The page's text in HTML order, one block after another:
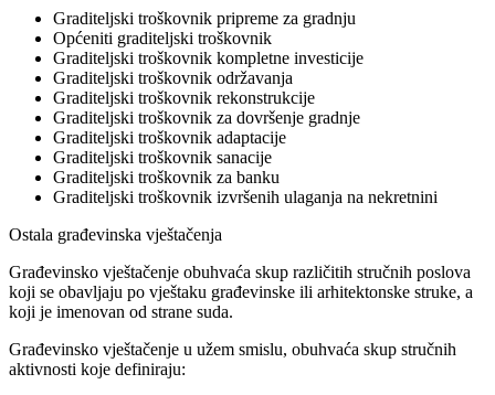
Graditeljski troškovnik pripreme za gradnju
Općeniti graditeljski troškovnik
Graditeljski troškovnik kompletne investicije
Graditeljski troškovnik održavanja
Graditeljski troškovnik rekonstrukcije
Graditeljski troškovnik za dovršenje gradnje
Graditeljski troškovnik adaptacije
Graditeljski troškovnik sanacije
Graditeljski troškovnik za banku
Graditeljski troškovnik izvršenih ulaganja na nekretnini
Ostala građevinska vještačenja
Građevinsko vještačenje obuhvaća skup različitih stručnih poslova
koji se obavljaju po vještaku građevinske ili arhitektonske struke, a
koji je imenovan od strane suda.
Građevinsko vještačenje u užem smislu, obuhvaća skup stručnih
aktivnosti koje definiraju: